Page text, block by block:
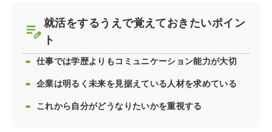
就活をするうえで覚えておきたいポイン
ト
仕事では学歴よりもコミュニケーション能力が大切
企業は明るく未来を見据えている人材を求めている
これから自分がどうなりたいかを重視する